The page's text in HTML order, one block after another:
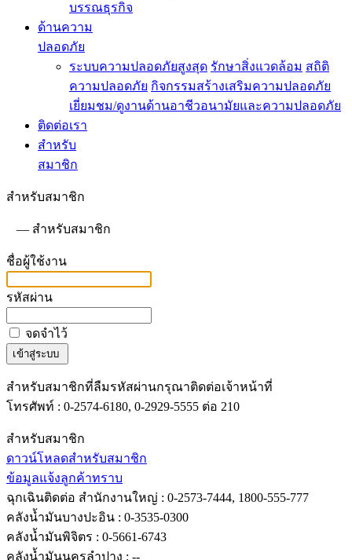
บรรณธุรกิจ
ด้านความ
ปลอดภัย
ระบบความปลอดภัยสูงสุด รักษาสิ่งแวดล้อม สถิติ
ความปลอดภัย กิจกรรมสร้างเสริมความปลอดภัย
เยี่ยมชม/ดูงานด้านอาชีวอนามัยและความปลอดภัย
ติดต่อเรา
สำหรับ
สมาชิก
สำหรับสมาชิก
— สำหรับสมาชิก
ชื่อผู้ใช้งาน
รหัสผ่าน
จดจำไว้
สำหรับสมาชิกที่ลืมรหัสผ่านกรุณาติดต่อเจ้าหน้าที่
โทรศัพท์ : 0-2574-6180, 0-2929-5555 ต่อ 210
สำหรับสมาชิก
ดาวน์โหลดสำหรับสมาชิก
ข้อมูลแจ้งลูกค้าทราบ
ฉุกเฉินติดต่อ สำนักงานใหญ่ : 0-2573-7444, 1800-555-777
คลังน้ำมันบางปะอิน : 0-3535-0300
คลังน้ำมันพิจิตร : 0-5661-6743
คลังน้ำมันนครลำปาง : --